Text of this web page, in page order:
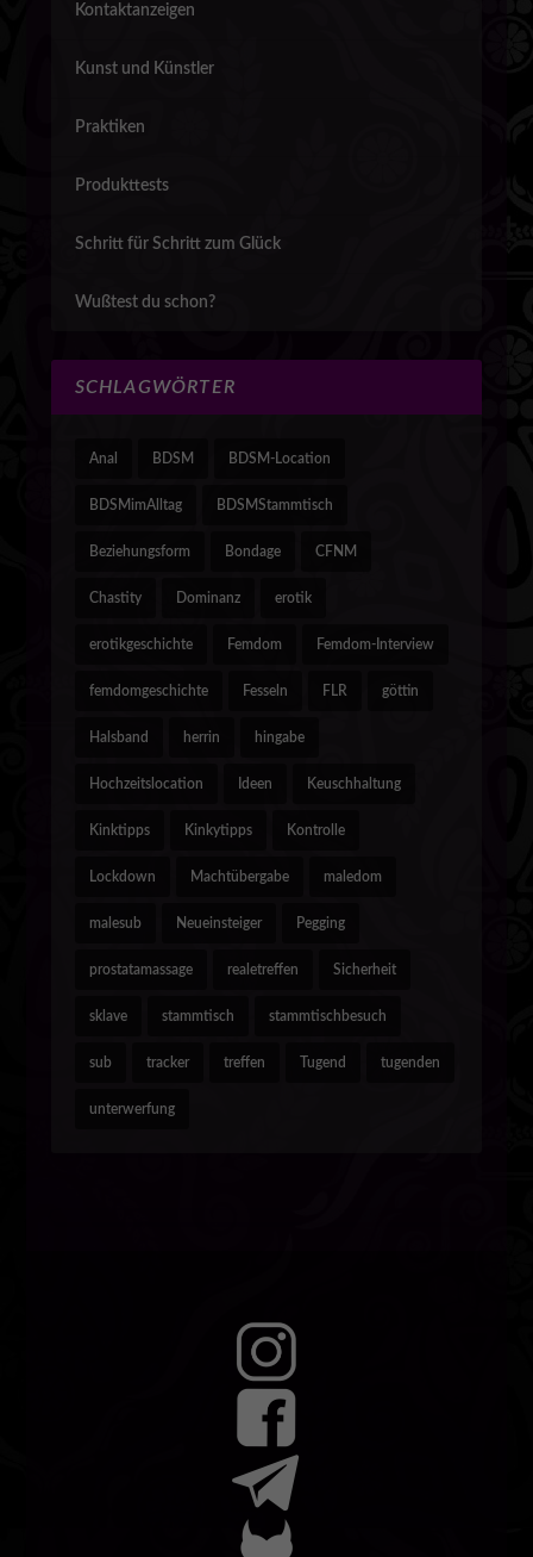
Kontaktanzeigen
Kunst und Künstler
Praktiken
Produkttests
Schritt für Schritt zum Glück
Wußtest du schon?
SCHLAGWÖRTER
Anal BDSM BDSM-Location
BDSMimAlltag BDSMStammtisch
Beziehungsform Bondage CFNM
Chastity Dominanz erotik
erotikgeschichte Femdom Femdom-Interview
femdomgeschichte Fesseln FLR göttin
Halsband herrin hingabe
Hochzeitslocation Ideen Keuschhaltung
Kinktipps Kinkytipps Kontrolle
Lockdown Machtübergabe maledom
malesub Neueinsteiger Pegging
prostatamassage realetreffen Sicherheit
sklave stammtisch stammtischbesuch
sub tracker treffen Tugend tugenden
unterwerfung